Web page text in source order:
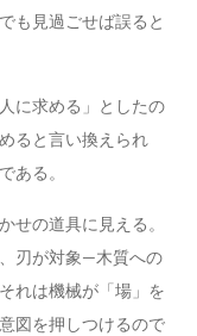
も見過ごせば誤ると
に求める」としたの
ると言い換えられ
ある。
せの道具に見える。
刃が対象—木質への
れは機械が「場」を
図を押しつけるので